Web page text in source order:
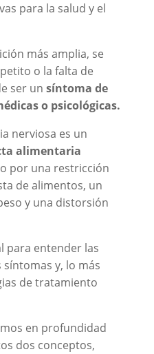
para la salud y el
más amplia, se
o la falta de
ser un síntoma de
o psicológicas.
nerviosa es un
alimentaria
por una restricción
de alimentos, un
y una distorsión
para entender las
síntomas y, lo más
de tratamiento
en profundidad
dos conceptos,